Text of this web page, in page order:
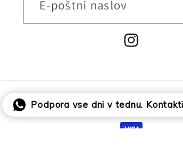
E-poštni naslov
Instagram
Načini
plačila
Podpora vse dni v tednu.